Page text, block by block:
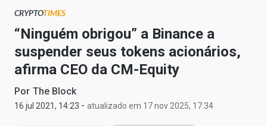
Newsletters
Money Trader
Anuncie
Últimas Notícias
CRYPTOTIMES
“Ninguém obrigou” a Binance a
suspender seus tokens acionários,
afirma CEO da CM-Equity
Por The Block
16 jul 2021, 14:23 - atualizado em 17 nov 2025, 17:34